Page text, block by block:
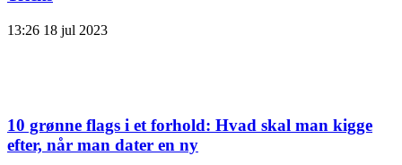
13:26 18 jul 2023
10 grønne flags i et forhold: Hvad skal man kigge
efter, når man dater en ny